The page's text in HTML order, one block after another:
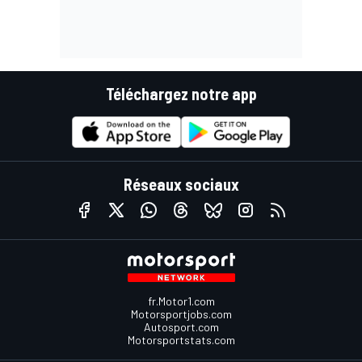
Téléchargez notre app
Réseaux sociaux
fr.Motor1.com
Motorsportjobs.com
Autosport.com
Motorsportstats.com